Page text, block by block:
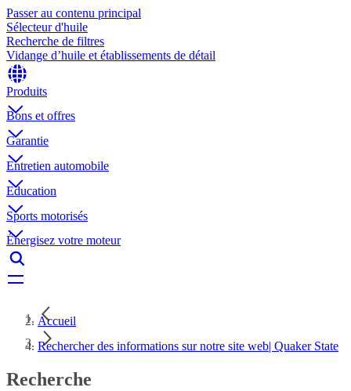
Passer au contenu principal
Sélecteur d'huile
Recherche de filtres
Vidange d’huile et établissements de détail
Produits
Bons et offres
Garantie
Entretien automobile
Education
Sports motorisés
Énergisez votre moteur
Accueil
Rechercher des informations sur notre site web| Quaker State
Recherche